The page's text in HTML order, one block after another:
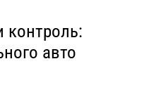
контроль:
авто